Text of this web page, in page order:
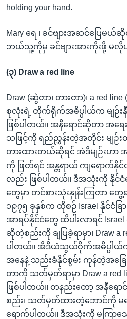
holding your hand.
Mary ရေ ၊ ခင်ဗျားအဆင်ပြေမ
ဘယ်သူ့ကိုမှ ခင်ဗျားအားကိုးဖို့ မလိုပ
(၃) Draw a red line
Draw (ဆွဲတာ၊ တားတာ)၊ a red line
စုလုံးရဲ့ တိုက်ရိုက်အဓိပ္ပါယ်က မျဉ်းနီ
ဖြစ်ပါတယ်။ အနီရောင်ဆိုတာ အရေ
သဖြင့်ကို ရည်ညွှန်းတဲ့အတိုင်း မျဉ်းတ
တားထားတယ်ဆိုရင် အဲဒီမျဉ်းဟာ အရ
ကို ဖြတ်ရင် အန္တရာယ် ကျရော
လည်း ဖြစ်ပါတယ်။ ဒီအသုံးကို နိုင်
တွေမှာ တင်စားသုံးနှုန်းကြတာ တွေ့
၁၉၇၅ ခုနှစ်က ထိုစဉ် Israel နိုင်ငံခြာ
အာရပ်နိုင်ငံတွေ ထိပါးလာရင်
ဆိုတဲ့စည်းကို ချပြခဲ့ရာမှာ၊ Draw
ပါတယ်။ အီဒီယံသွယ်ဝိုက်အဓိပ္ပါယ်က
အနေနဲ့ သည်းခံနိုင်စွမ်း ကုန်တဲ့အခ
တာကို သတ်မှတ်ရာမှာ Draw a
ဖြစ်ပါတယ်။ တနည်းတော့ အနီရေ
စည်း၊ သတ်မှတ်ထားတဲ့ဘောင်ကို မ
ရောက်ပါတယ်။ ဒီအသုံးကို မကြာသေ